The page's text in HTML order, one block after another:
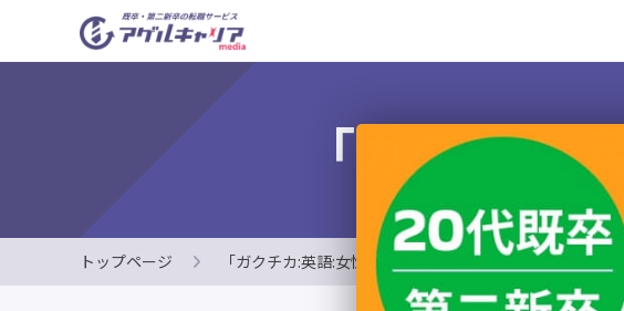
「ガクチカ
トップページ 「ガクチカ:英語:女性」に関する記事